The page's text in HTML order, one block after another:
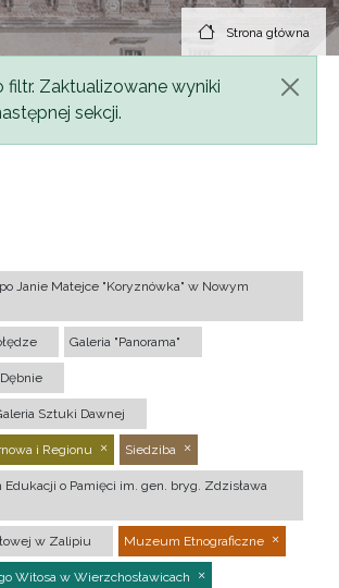
Strona główna
filtr. Zaktualizowane wyniki
sekcji.
Janie Matejce "Koryznówka" w Nowym
Galeria "Panorama"
Sztuki Dawnej
i Regionu Siedziba
Edukacji o Pamięci im. gen. bryg. Zdzisława
w Zalipiu Muzeum Etnograficzne
Witosa w Wierzchosławicach